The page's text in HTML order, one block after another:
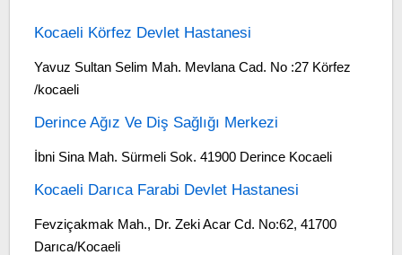
Kocaeli Körfez Devlet Hastanesi
Yavuz Sultan Selim Mah. Mevlana Cad. No :27 Körfez
/kocaeli
Derince Ağız Ve Diş Sağlığı Merkezi
İbni Sina Mah. Sürmeli Sok. 41900 Derince Kocaeli
Kocaeli Darıca Farabi Devlet Hastanesi
Fevziçakmak Mah., Dr. Zeki Acar Cd. No:62, 41700
Darıca/Kocaeli